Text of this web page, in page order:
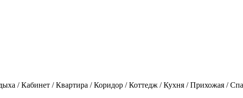
/ Кабинет / Квартира / Коридор / Коттедж / Кухня / Прихожая /